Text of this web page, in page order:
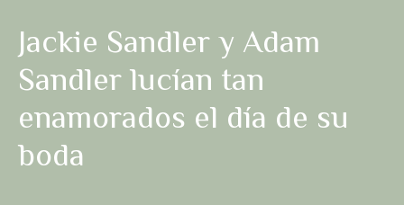
Jackie Sandler y Adam
Sandler lucían tan
enamorados el día de su
boda